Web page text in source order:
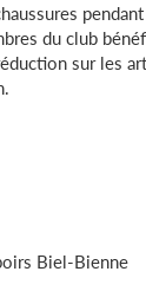
du club
sur les
Biel-Bienne